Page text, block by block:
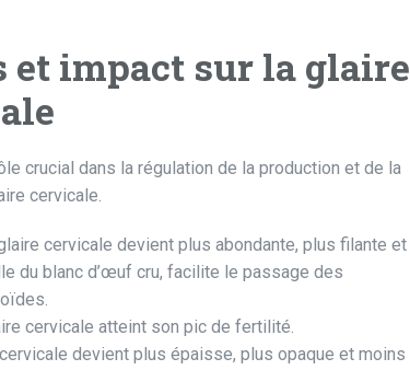
impact sur la glaire
crucial dans la régulation de la production et de la
cervicale.
cervicale devient plus abondante, plus filante et
du blanc d’œuf cru, facilite le passage des
cervicale atteint son pic de fertilité.
devient plus épaisse, plus opaque et moins